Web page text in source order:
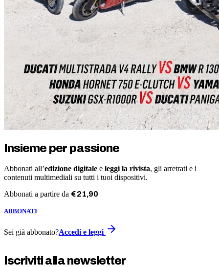
Insieme per passione
Abbonati all’edizione digitale e leggi la rivista, gli arretrati e i
contenuti multimediali su tutti i tuoi dispositivi.
Abbonati a partire da €21,90
ABBONATI
Sei già abbonato?Accedi e leggi
Iscriviti alla newsletter